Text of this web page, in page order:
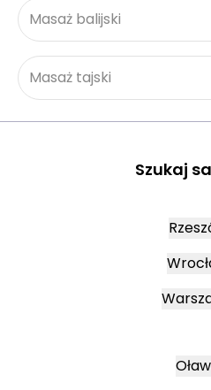
Masaż balijski
Masaż tajski
Szukaj